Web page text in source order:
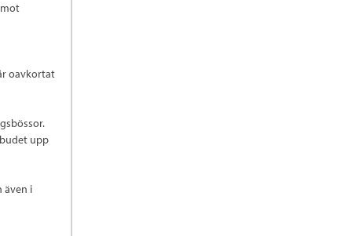
oavkortat
upp
även i